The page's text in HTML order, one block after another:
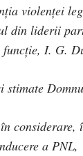
violenţei
din liderii
I. G.
stimate
considerare,
a